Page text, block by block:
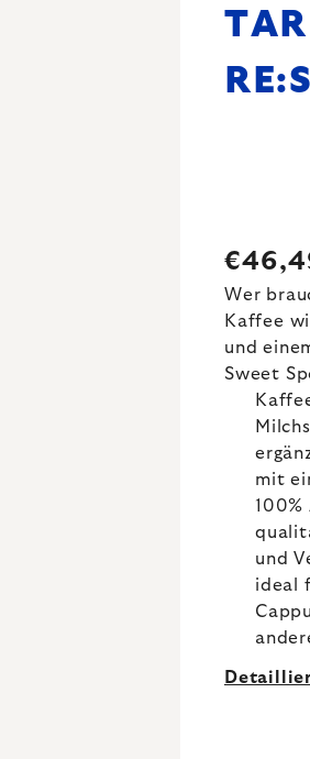
Wer
Kaffee
und
Sweet
mit
100%
und
ideal